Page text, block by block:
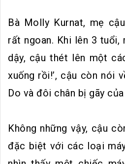
Bà Molly Kurnat, mẹ
rất ngoan. Khi lên 3 tuổi,
dậy, cậu thét lên một
xuống rồi!’, cậu còn nói
Do và đôi chân bị gãy của
Không những vậy, cậu
đặc biệt với các loại